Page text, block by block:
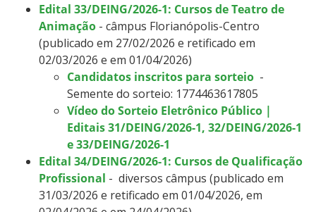
Edital 33/DEING/2026-1: Cursos de Teatro de
Animação - câmpus Florianópolis-Centro
(publicado em 27/02/2026 e retificado em
02/03/2026 e em 01/04/2026)
Candidatos inscritos para sorteio -
Semente do sorteio: 1774463617805
Vídeo do Sorteio Eletrônico Público |
Editais 31/DEING/2026-1, 32/DEING/2026-1
e 33/DEING/2026-1
Edital 34/DEING/2026-1: Cursos de Qualificação
Profissional - diversos câmpus (publicado em
31/03/2026 e retificado em 01/04/2026, em